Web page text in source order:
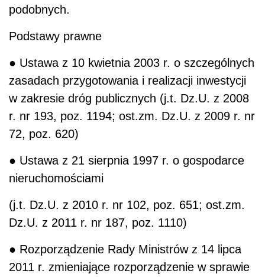
podobnych.
Podstawy prawne
● Ustawa z 10 kwietnia 2003 r. o szczególnych
zasadach przygotowania i realizacji inwestycji
w zakresie dróg publicznych (j.t. Dz.U. z 2008
r. nr 193, poz. 1194; ost.zm. Dz.U. z 2009 r. nr
72, poz. 620)
● Ustawa z 21 sierpnia 1997 r. o gospodarce
nieruchomościami
(j.t. Dz.U. z 2010 r. nr 102, poz. 651; ost.zm.
Dz.U. z 2011 r. nr 187, poz. 1110)
● Rozporządzenie Rady Ministrów z 14 lipca
2011 r. zmieniające rozporządzenie w sprawie